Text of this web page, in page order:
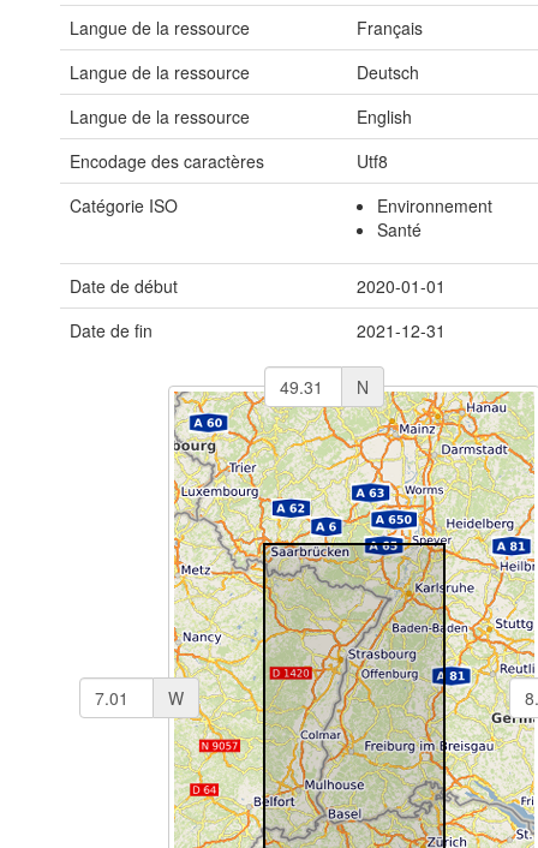
Langue de la ressource
Français
Langue de la ressource
Deutsch
Langue de la ressource
English
Encodage des caractères
Utf8
Catégorie ISO
Environnement
Santé
Date de début
2020-01-01
Date de fin
2021-12-31
N
W